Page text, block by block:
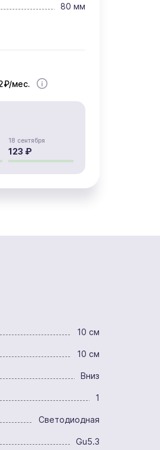
80 мм
мес.
18 сентября
123 ₽
10 см
10 см
Вниз
1
Светодиодная
Gu5.3